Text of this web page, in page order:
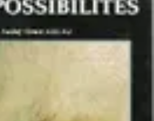
FacilesRecettesRecettes de
Poisson